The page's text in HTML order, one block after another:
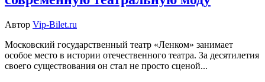
Автор Vip-Bilet.ru
Московский государственный театр «Ленком» занимает
особое место в истории отечественного театра. За десятилетия
своего существования он стал не просто сценой...